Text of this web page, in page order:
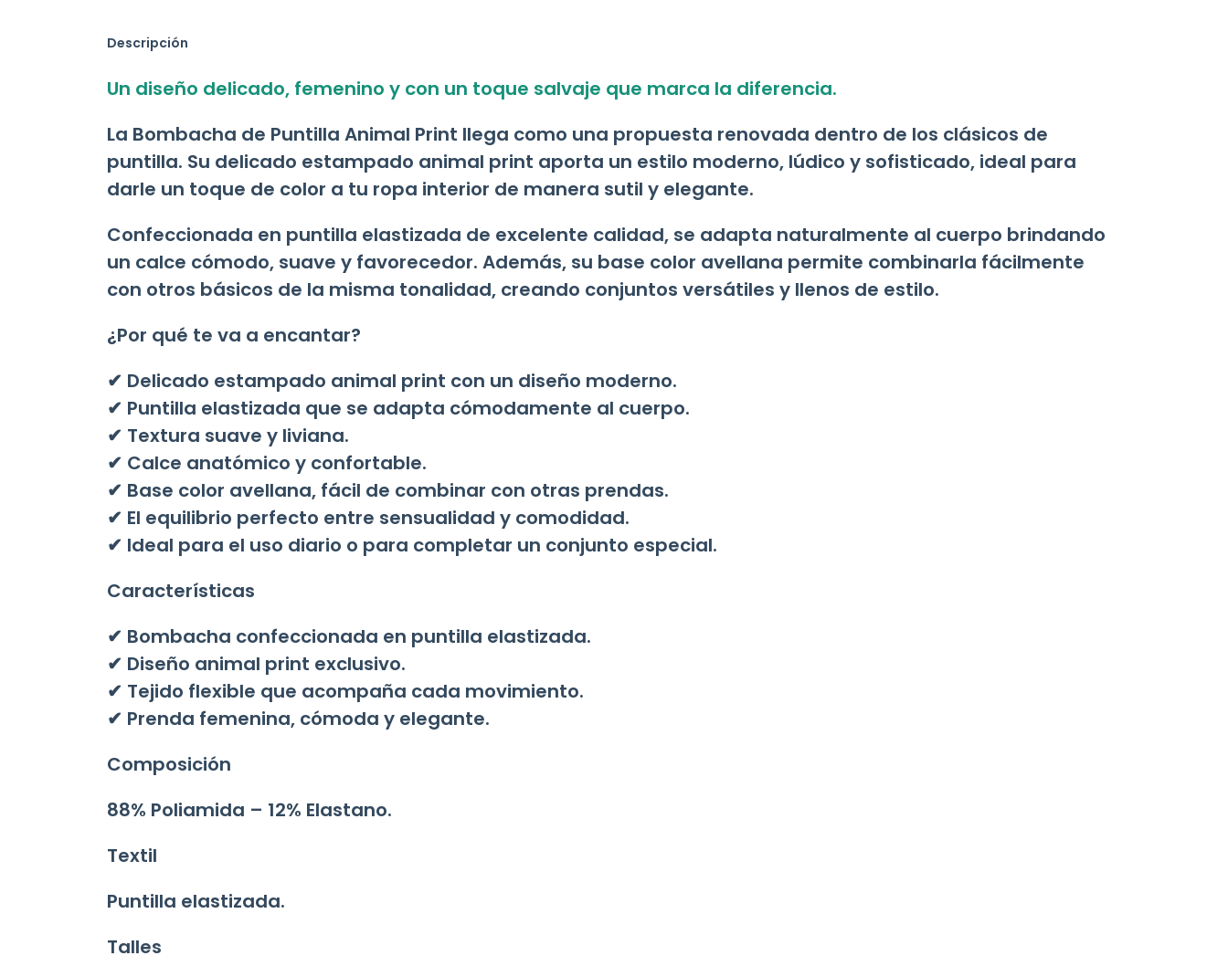
Descripción
Un diseño delicado, femenino y con un toque salvaje que marca la diferencia.
La Bombacha de Puntilla Animal Print llega como una propuesta renovada dentro de los clásicos de
puntilla. Su delicado estampado animal print aporta un estilo moderno, lúdico y sofisticado, ideal para
darle un toque de color a tu ropa interior de manera sutil y elegante.
Confeccionada en puntilla elastizada de excelente calidad, se adapta naturalmente al cuerpo brindando
un calce cómodo, suave y favorecedor. Además, su base color avellana permite combinarla fácilmente
con otros básicos de la misma tonalidad, creando conjuntos versátiles y llenos de estilo.
¿Por qué te va a encantar?
✔ Delicado estampado animal print con un diseño moderno.
✔ Puntilla elastizada que se adapta cómodamente al cuerpo.
✔ Textura suave y liviana.
✔ Calce anatómico y confortable.
✔ Base color avellana, fácil de combinar con otras prendas.
✔ El equilibrio perfecto entre sensualidad y comodidad.
✔ Ideal para el uso diario o para completar un conjunto especial.
Características
✔ Bombacha confeccionada en puntilla elastizada.
✔ Diseño animal print exclusivo.
✔ Tejido flexible que acompaña cada movimiento.
✔ Prenda femenina, cómoda y elegante.
Composición
88% Poliamida – 12% Elastano.
Textil
Puntilla elastizada.
Talles